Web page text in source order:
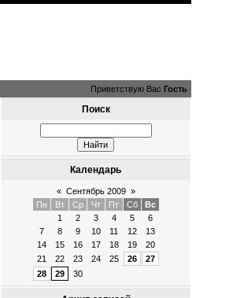
Приветствую Вас Гость
Поиск
Календарь
« Сентябрь 2009 »
Пн
Вт Ср Чт Пт Сб
Вс
1
2 3 4 5
6
7
8 9 10 11 12
13
14
15 16 17 18 19
20
21
22 23 24 25 26
27
28
29 30